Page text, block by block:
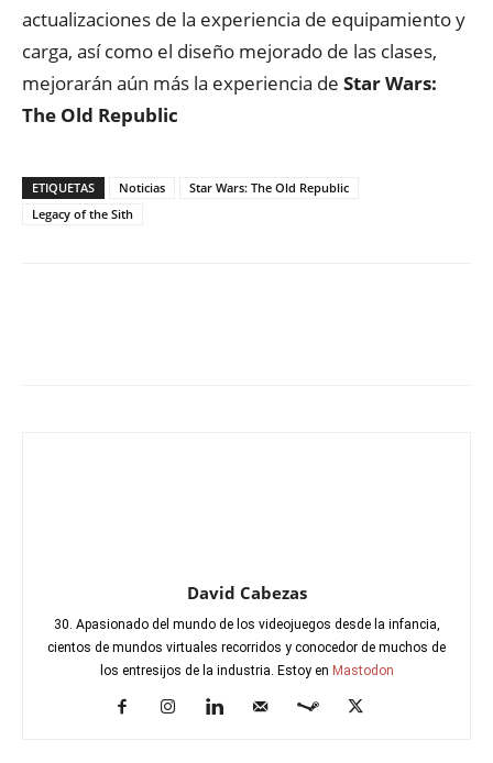
actualizaciones de la experiencia de equipamiento y
carga, así como el diseño mejorado de las clases,
mejorarán aún más la experiencia de Star Wars:
The Old Republic
ETIQUETAS Noticias
Star Wars: The Old Republic
Legacy of the Sith
David Cabezas
30. Apasionado del mundo de los videojuegos desde la infancia,
cientos de mundos virtuales recorridos y conocedor de muchos de
los entresijos de la industria. Estoy en Mastodon